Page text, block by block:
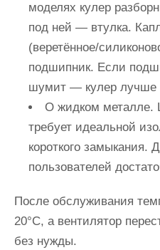
моделях кулер
под ней — втулка.
(веретённое/
подшипник. Если
шумит — кулер лучше
О жидком металле.
требует идеальной
короткого замыкания.
пользователей
После обслуживания
20°C, а вентилятор
без нужды.